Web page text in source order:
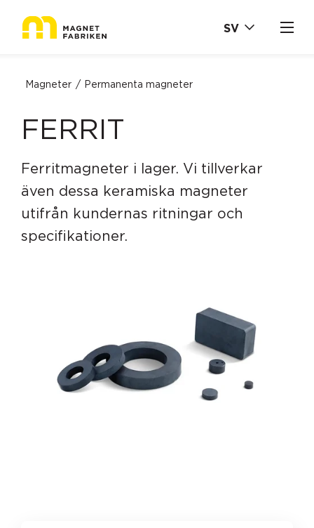
SV
Magneter Permanenta magneter
FERRIT
Ferritmagneter i lager. Vi tillverkar
även dessa keramiska magneter
utifrån kundernas ritningar och
specifikationer.